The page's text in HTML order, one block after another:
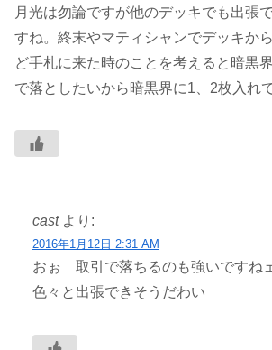
月光は勿論ですが他のデッキでも出張
すね。終末やマティシャンでデッキか
ど手札に来た時のことを考えると暗黒
で落としたいから暗黒界に1、2枚入れ
cast より:
2016年1月12日 2:31 AM
おぉ 取引で落ちるのも強いですね
色々と出張できそうだわい